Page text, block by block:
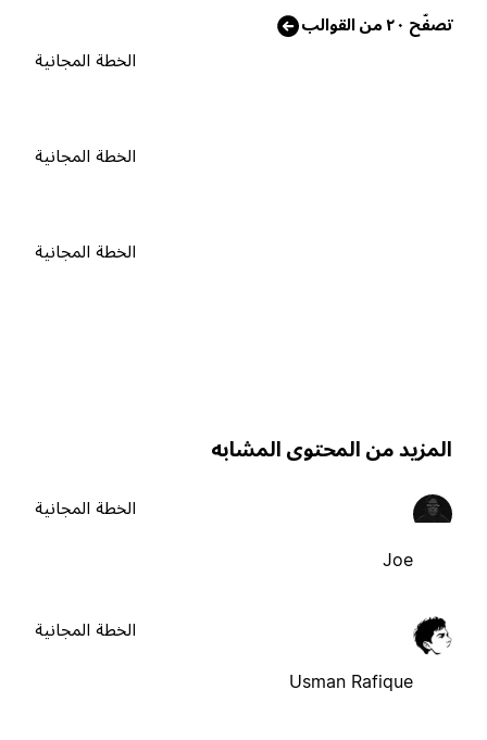
٢٠ من القوالب
الخطة المجانية
الخطة المجانية
الخطة المجانية
من المحتوى المشابه
الخطة المجانية
Usman Rafique
الخطة المجانية